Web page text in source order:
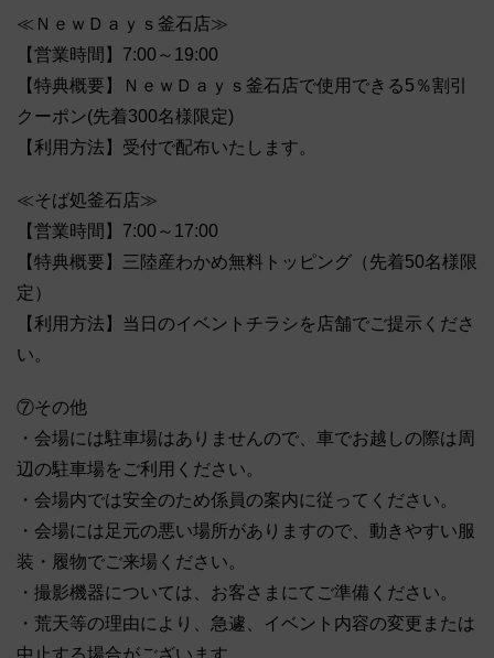
≪ＮｅｗＤａｙｓ釜石店≫
【営業時間】7:00～19:00
【特典概要】ＮｅｗＤａｙｓ釜石店で使用できる5％割引
クーポン(先着300名様限定)
【利用方法】受付で配布いたします。
≪そば処釜石店≫
【営業時間】7:00～17:00
【特典概要】三陸産わかめ無料トッピング（先着50名様限
定）
【利用方法】当日のイベントチラシを店舗でご提示くださ
い。
⑦その他
・会場には駐車場はありませんので、車でお越しの際は周
辺の駐車場をご利用ください。
・会場内では安全のため係員の案内に従ってください。
・会場には足元の悪い場所がありますので、動きやすい服
装・履物でご来場ください。
・撮影機器については、お客さまにてご準備ください。
・荒天等の理由により、急遽、イベント内容の変更または
中止する場合がございます。